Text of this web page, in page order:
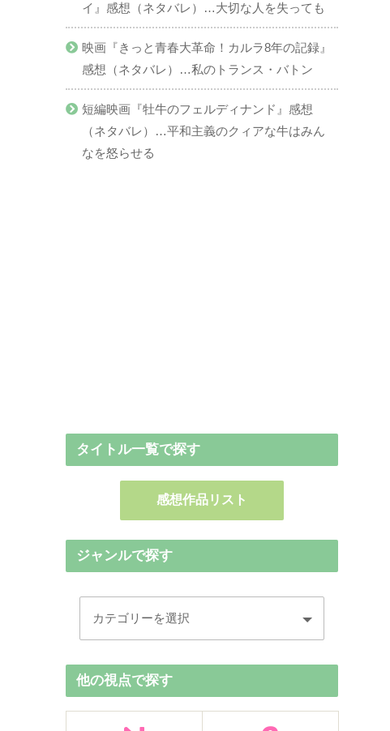
イ』感想（ネタバレ）…大切な人を失っても
映画『きっと青春大革命！カルラ8年の記録』
感想（ネタバレ）…私のトランス・バトン
短編映画『牡牛のフェルディナンド』感想
（ネタバレ）…平和主義のクィアな牛はみん
なを怒らせる
タイトル一覧で探す
感想作品リスト
ジャンルで探す
他の視点で探す